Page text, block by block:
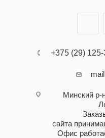
+375 (29)
Минский р-
сайта
Офис